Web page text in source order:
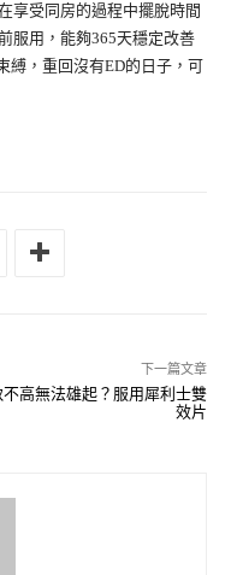
享受同房的過程中擺脫時間
服用，能夠365天穩定改善
縛，重回沒有ED的日子，可
下一篇文章
不高無法雄起？服用犀利士雙
效片